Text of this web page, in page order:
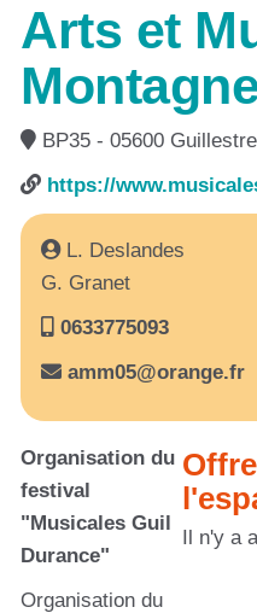
Arts et
BP35 - 05600 Guillestre
https://
L. Deslandes
G. Granet
0633775093
amm05@orange.fr
Organisation du
festival
"Musicales Guil
Durance"
Organisation du
Il n'y a